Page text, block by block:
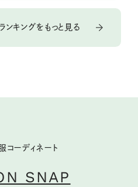
ランキングをもっと見る
コーディネート
SNAP